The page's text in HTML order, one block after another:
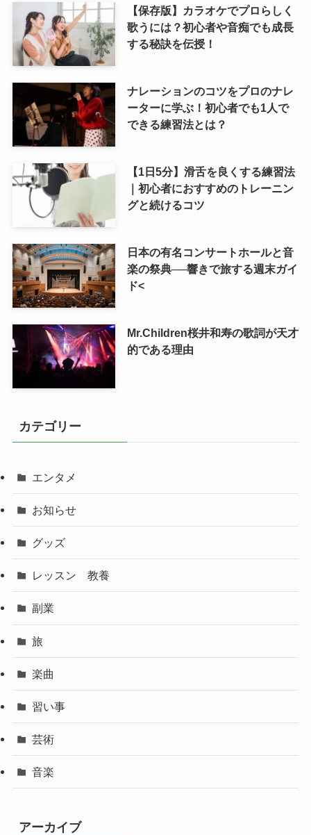
【保存版】カラオケでプロらしく
歌うには？初心者や音痴でも成長
する秘訣を伝授！
ナレーションのコツをプロのナレ
ーターに学ぶ！初心者でも1人で
できる練習法とは？
【1日5分】滑舌を良くする練習法
｜初心者におすすめのトレーニン
グと続けるコツ
日本の有名コンサートホールと音
楽の祭典──響きで旅する週末ガイ
ド<
Mr.Children桜井和寿の歌詞が天才
的である理由
カテゴリー
エンタメ
お知らせ
グッズ
レッスン 教養
副業
旅
楽曲
習い事
芸術
音楽
アーカイブ